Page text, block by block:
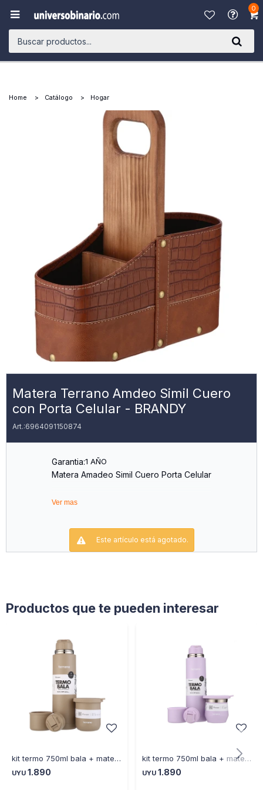
0

Home Catálogo Hogar
Matera Terrano Amdeo Simil Cuero
con Porta Celular - BRANDY
6964091150874
Garantia:1 AÑO
Matera Amadeo Simil Cuero Porta Celular
Ver mas
Este artículo está agotado.
Productos que te pueden interesar
kit termo 750ml bala + mate sicilia arena
UYU 1.890
kit termo 750ml bala + mate flap lila
UYU 1.890